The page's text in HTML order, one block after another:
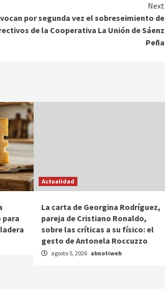
Next
por segunda vez el sobreseimiento de
de la Cooperativa La Unión de Sáenz
Peña
para
Actualidad
La carta de Georgina Rodríguez,
pareja de Cristiano Ronaldo,
sobre las críticas a su físico: el
gesto de Antonela Roccuzzo
agosto 5, 2026 abnotiweb